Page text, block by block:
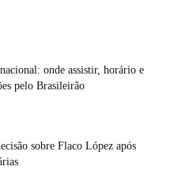
onde assistir, horário e
pelo Brasileirão
sobre Flaco López após